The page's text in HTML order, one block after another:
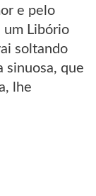
e pelo
um Libório
soltando
sinuosa, que
lhe